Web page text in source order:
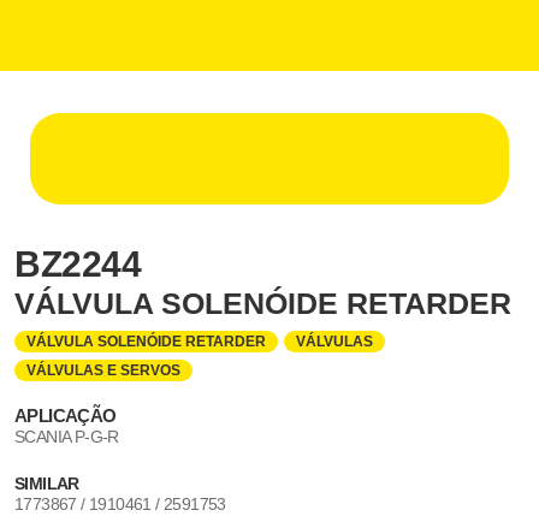
BZ2244
VÁLVULA SOLENÓIDE RETARDER
VÁLVULA SOLENÓIDE RETARDER
VÁLVULAS
VÁLVULAS E SERVOS
APLICAÇÃO
SCANIA P-G-R
SIMILAR
1773867 / 1910461 / 2591753